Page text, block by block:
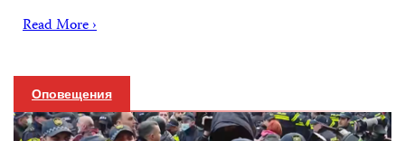
Read More ›
Оповещения